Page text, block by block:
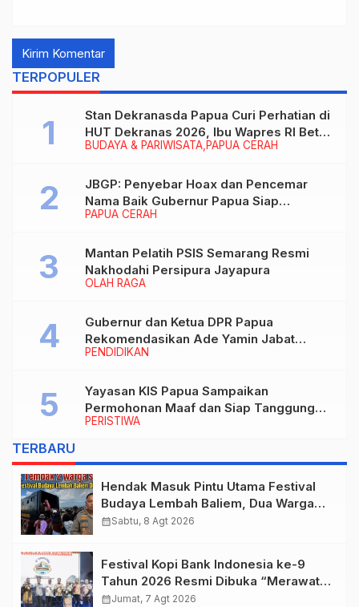
TERPOPULER
BUDAYA & PARIWISATA PAPUA CERAH
Stan Dekranasda Papua Curi Perhatian di
HUT Dekranas 2026, Ibu Wapres RI Betah
Menikmati Karya Perajin
PAPUA CERAH
JBGP: Penyebar Hoax dan Pencemar
Nama Baik Gubernur Papua Siap
Berhadapan dengan Hukum!
OLAH RAGA
Mantan Pelatih PSIS Semarang Resmi
Nakhodahi Persipura Jayapura
PENDIDIKAN
Gubernur dan Ketua DPR Papua
Rekomendasikan Ade Yamin Jabat
Rektor IAIN Fattahul Muluk Papua
PERISTIWA
Yayasan KIS Papua Sampaikan
Permohonan Maaf dan Siap Tanggung
Biaya Korban Dugaan Keracunan MBG di
TERBARU
Hendak Masuk Pintu Utama Festival
Budaya Lembah Baliem, Dua Warga
Sipil Ditembak OTK
calendar_monthSabtu, 8 Agt 2026
Festival Kopi Bank Indonesia ke-9
Tahun 2026 Resmi Dibuka “Merawat
Warisan, Membangun Masa Depan
calendar_monthJumat, 7 Agt 2026